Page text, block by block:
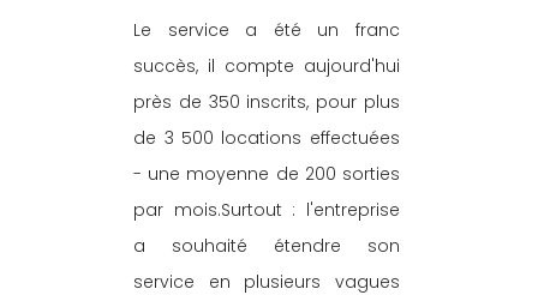
Le service a été un franc
succès, il compte aujourd'hui
près de 350 inscrits, pour plus
de 3 500 locations effectuées
- une moyenne de 200 sorties
par mois.Surtout : l'entreprise
a souhaité étendre son
service en plusieurs vagues